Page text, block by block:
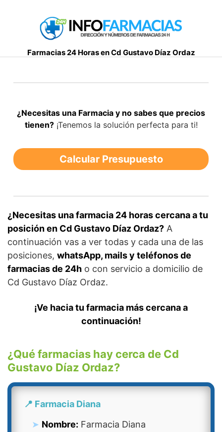
Farmacias 24 Horas en Cd Gustavo Díaz Ordaz
¿Necesitas una Farmacia y no sabes que precios
tienen?¡Tenemos la solución perfecta para ti!
Calcular Presupuesto
¿Necesitas una farmacia 24 horas cercana a tu
posición en Cd Gustavo Díaz Ordaz? A
continuación vas a ver todas y cada una de las
posiciones, whatsApp, mails y teléfonos de
farmacias de 24h o con servicio a domicilio de
Cd Gustavo Díaz Ordaz.
¡Ve hacia tu farmacia más cercana a
continuación!
¿Qué farmacias hay cerca de Cd
Gustavo Díaz Ordaz?
📍 Farmacia Diana
Nombre: Farmacia Diana